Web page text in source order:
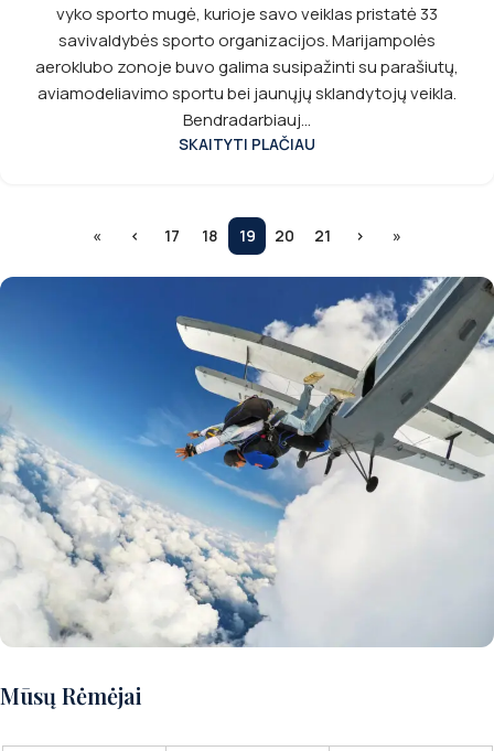
vyko sporto mugė, kurioje savo veiklas pristatė 33
savivaldybės sporto organizacijos. Marijampolės
aeroklubo zonoje buvo galima susipažinti su parašiutų,
aviamodeliavimo sportu bei jaunųjų sklandytojų veikla.
Bendradarbiauj...
SKAITYTI PLAČIAU
« ‹ 17 18 19 20 21 › »
Norite patirti puikų nuotykį?
Mūsų Rėmėjai